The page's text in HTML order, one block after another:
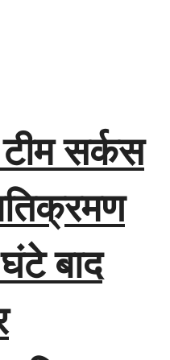
सर्कस
बाद